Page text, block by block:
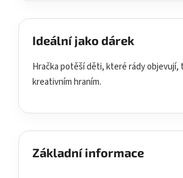
Ideální jako dárek
Hračka potěší děti, které rády objevují,
kreativním hraním.
Základní informace